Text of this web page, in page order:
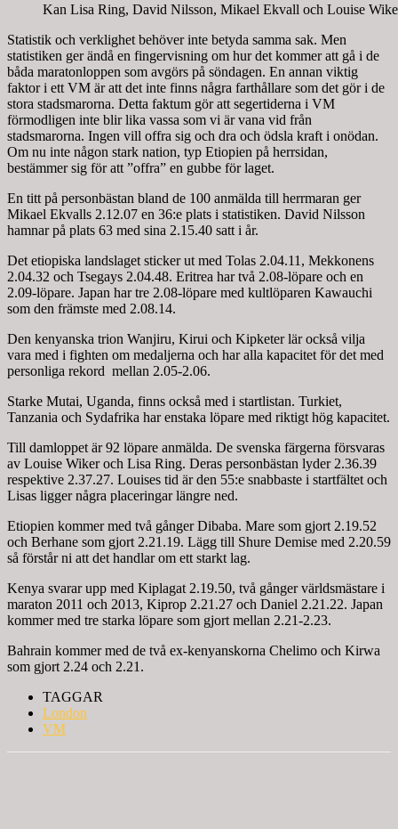
Kan Lisa Ring, David Nilsson, Mikael Ekvall och Louise
Statistik och verklighet behöver inte betyda samma sak. Men
statistiken ger ändå en fingervisning om hur det kommer att gå i de
båda maratonloppen som avgörs på söndagen. En annan viktig
faktor i ett VM är att det inte finns några farthållare som det gör i de
stora stadsmarorna. Detta faktum gör att segertiderna i VM
förmodligen inte blir lika vassa som vi är vana vid från
stadsmarorna. Ingen vill offra sig och dra och ödsla kraft i onödan.
Om nu inte någon stark nation, typ Etiopien på herrsidan,
bestämmer sig för att ”offra” en gubbe för laget.
En titt på personbästan bland de 100 anmälda till herrmaran ger
Mikael Ekvalls 2.12.07 en 36:e plats i statistiken. David Nilsson
hamnar på plats 63 med sina 2.15.40 satt i år.
Det etiopiska landslaget sticker ut med Tolas 2.04.11, Mekkonens
2.04.32 och Tsegays 2.04.48. Eritrea har två 2.08-löpare och en
2.09-löpare. Japan har tre 2.08-löpare med kultlöparen Kawauchi
som den främste med 2.08.14.
Den kenyanska trion Wanjiru, Kirui och Kipketer lär också vilja
vara med i fighten om medaljerna och har alla kapacitet för det med
personliga rekord mellan 2.05-2.06.
Starke Mutai, Uganda, finns också med i startlistan. Turkiet,
Tanzania och Sydafrika har enstaka löpare med riktigt hög kapacitet.
Till damloppet är 92 löpare anmälda. De svenska färgerna försvaras
av Louise Wiker och Lisa Ring. Deras personbästan lyder 2.36.39
respektive 2.37.27. Louises tid är den 55:e snabbaste i startfältet och
Lisas ligger några placeringar längre ned.
Etiopien kommer med två gånger Dibaba. Mare som gjort 2.19.52
och Berhane som gjort 2.21.19. Lägg till Shure Demise med 2.20.59
så förstår ni att det handlar om ett starkt lag.
Kenya svarar upp med Kiplagat 2.19.50, två gånger världsmästare i
maraton 2011 och 2013, Kiprop 2.21.27 och Daniel 2.21.22. Japan
kommer med tre starka löpare som gjort mellan 2.21-2.23.
Bahrain kommer med de två ex-kenyanskorna Chelimo och Kirwa
som gjort 2.24 och 2.21.
TAGGAR
London
VM